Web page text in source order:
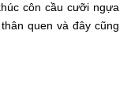
côn cầu cưỡi ngựa
quen và đây cũng